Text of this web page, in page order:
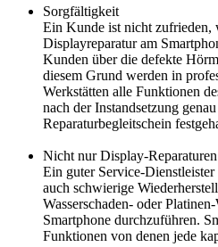
Sorgfältigkeit
Ein Kunde ist nicht zufrieden,
Displayreparatur am
Kunden über die defekte
diesem Grund werden in
Werkstätten alle Funktionen
nach der Instandsetzung
Reparaturbegleitschein
Nicht nur Display-Reparaturen
Ein guter Service-Dienstleister
auch schwierige
Wasserschaden- oder
Smartphone durchzuführen.
Funktionen von denen jede